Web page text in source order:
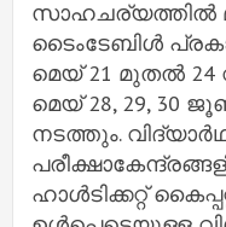
സാഹചര്യത്തിൽ
ടൈംടേബിൾ
മെയ് 21 മുതൽ 24
മെയ് 28, 29, 30
നടത്തും.
ഹാൾടിക്കറ്റ്